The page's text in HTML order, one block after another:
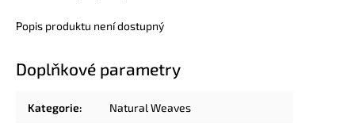
Popis produktu není dostupný
Doplňkové parametry
Kategorie: Natural Weaves